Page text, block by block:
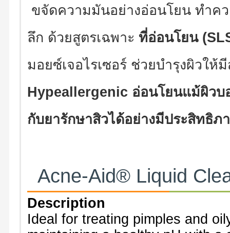
ขจัดความมันอย่างอ่อนโยน ทำค
ลึก ด้วยสูตรเฉพาะ ที่อ่อนโยน
มอยซ์เจอไรเซอร์ ช่วยบำรุงผิวให้
Hypeallergenic อ่อนโยนแม้ผิวบ
กับยารักษาสิวได้อย่างมีประสิทธิภ
Acne-Aid®Liquid
Description
Ideal for treating pimples and